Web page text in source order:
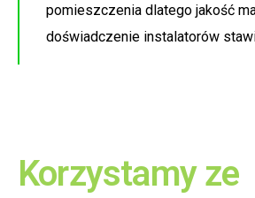
pomieszczenia dlatego jakość
doświadczenie instalatorów
Korzystamy ze